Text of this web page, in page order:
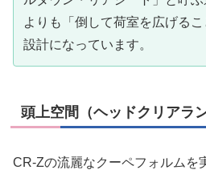
よりも「倒して荷室を広げる
設計になっています。
頭上空間（ヘッドクリアラ
CR-Zの流麗なクーペフォルムを